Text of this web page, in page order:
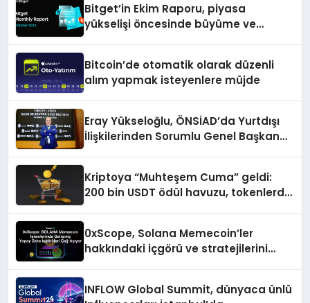
Bitget’in Ekim Raporu, piyasa
yükselişi öncesinde büyüme ve
Bitcoin’de otomatik olarak düzenli
alım yapmak isteyenlere müjde
Eray Yükseloğlu, ÖNSİAD’da Yurtdışı
İlişkilerinden Sorumlu Genel Başkan
Kriptoya “Muhteşem Cuma” geldi:
200 bin USDT ödül havuzu, tokenlerde
0xScope, Solana Memecoin’ler
hakkındaki içgörü ve stratejilerini
INFLOW Global Summit, dünyaca ünlü